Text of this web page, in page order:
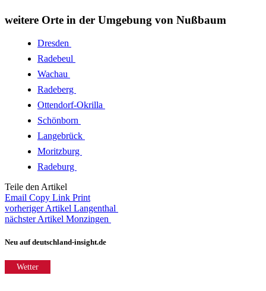
weitere Orte in der Umgebung von Nußbaum
Dresden
Radebeul
Wachau
Radeberg
Ottendorf-Okrilla
Schönborn
Langebrück
Moritzburg
Radeburg
Teile den Artikel
Email Copy Link Print
vorheriger Artikel Langenthal
nächster Artikel Monzingen
Neu auf deutschland-insight.de
Wetter